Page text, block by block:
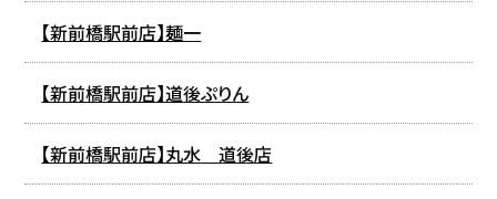
【新前橋駅前店】麺一
【新前橋駅前店】道後ぷりん
【新前橋駅前店】丸水 道後店